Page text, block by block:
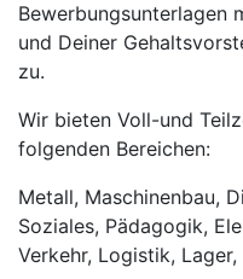
Bewerbungsunterlagen
und Deiner
zu.
Wir bieten Voll-und
folgenden Bereichen:
Metall, Maschinenbau,
Soziales, Pädagogik,
Verkehr, Logistik,